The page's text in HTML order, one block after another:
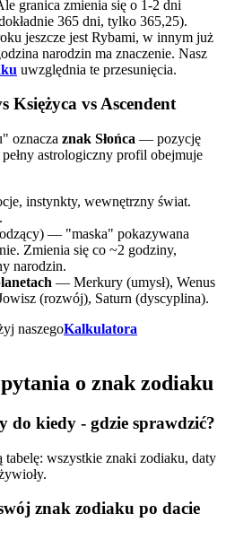
granica zmienia się o 1-2 dni
365 dni, tylko 365,25).
jeszcze jest Rybami, w innym już
narodzin ma znaczenie. Nasz
uwzględnia te przesunięcia.
Księżyca vs Ascendent
oznacza znak Słońca — pozycję
astrologiczny profil obejmuje
instynkty, wewnętrzny świat.
— "maska" pokazywana
Zmienia się co ~2 godziny,
narodzin.
— Merkury (umysł), Wenus
(rozwój), Saturn (dyscyplina).
naszegoKalkulatora
o znak zodiaku
do kiedy - gdzie sprawdzić?
tabelę: wszystkie znaki zodiaku, daty
znak zodiaku po dacie